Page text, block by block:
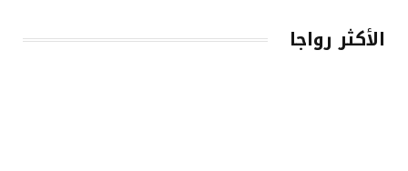
الأكثر رواجا